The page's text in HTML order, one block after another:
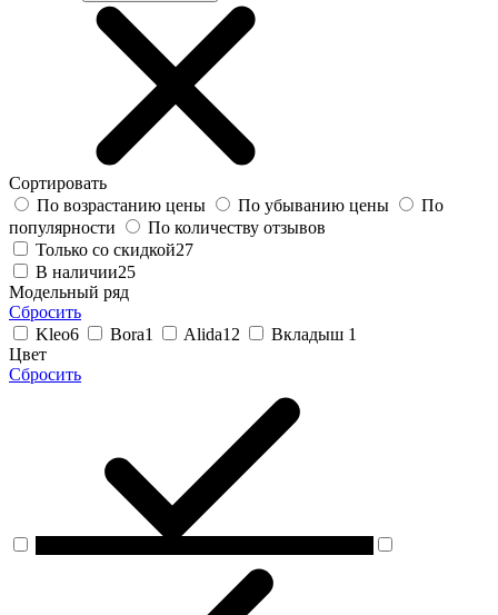
Сортировать
По возрастанию цены
По убыванию цены
По
популярности
По количеству отзывов
Только со скидкой27
В наличии25
Модельный ряд
Сбросить
Kleo6 Bora1 Alida12 Вкладыш 1
Цвет
Сбросить